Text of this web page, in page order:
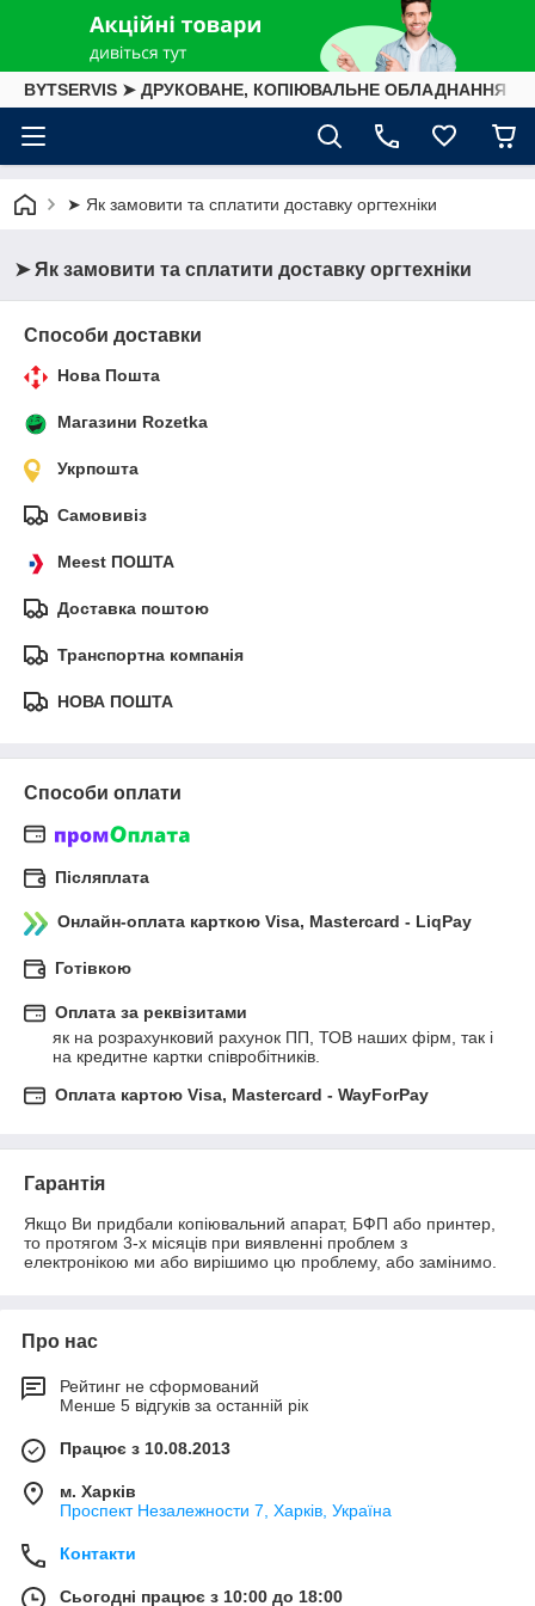
BYTSERVIS ➤ ДРУКОВАНЕ, КОПІЮВАЛЬНЕ ОБЛАДНАННЯ
➤ Як замовити та сплатити доставку оргтехніки
➤ Як замовити та сплатити доставку оргтехніки
Способи доставки
Нова Пошта
Магазини Rozetka
Укрпошта
Самовивіз
Meest ПОШТА
Доставка поштою
Транспортна компанія
НОВА ПОШТА
Способи оплати
Післяплата
Онлайн-оплата карткою Visa, Mastercard - LiqPay
Готівкою
Оплата за реквізитами
як на розрахунковий рахунок ПП, ТОВ наших фірм, так і
на кредитне картки співробітників.
Оплата картою Visa, Mastercard - WayForPay
Гарантія
Якщо Ви придбали копіювальний апарат, БФП або принтер,
то протягом 3-х місяців при виявленні проблем з
електронікою ми або вирішимо цю проблему, або замінимо.
Про нас
Рейтинг не сформований
Менше 5 відгуків за останній рік
Працює з 10.08.2013
м. Харків
Проспект Незалежности 7, Харків, Україна
Контакти
Сьогодні працює з 10:00 до 18:00